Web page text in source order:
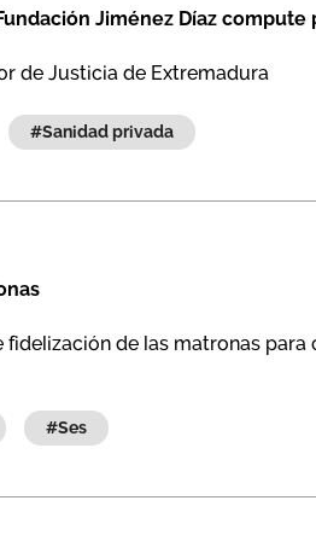
Jiménez Díaz compute
de Justicia de Extremadura
#sanidad privada
de las matronas para
#ses